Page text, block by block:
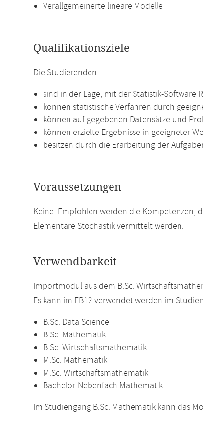
Verallgemeinerte lineare Modelle
Qualifikationsziele
Die Studierenden
sind in der Lage, mit der Statistik-Software
können statistische Verfahren durch
können auf gegebenen Datensätze und
können erzielte Ergebnisse in geeigneter
besitzen durch die Erarbeitung der
Voraussetzungen
Keine. Empfohlen werden die
Elementare Stochastik vermittelt werden.
Verwendbarkeit
Importmodul aus dem B.Sc.
Es kann im FB12 verwendet werden im
B.Sc. Data Science
B.Sc. Mathematik
B.Sc. Wirtschaftsmathematik
M.Sc. Mathematik
M.Sc. Wirtschaftsmathematik
Bachelor-Nebenfach Mathematik
Im Studiengang B.Sc. Mathematik kann das